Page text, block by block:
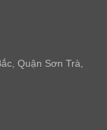
Quận Sơn Trà,